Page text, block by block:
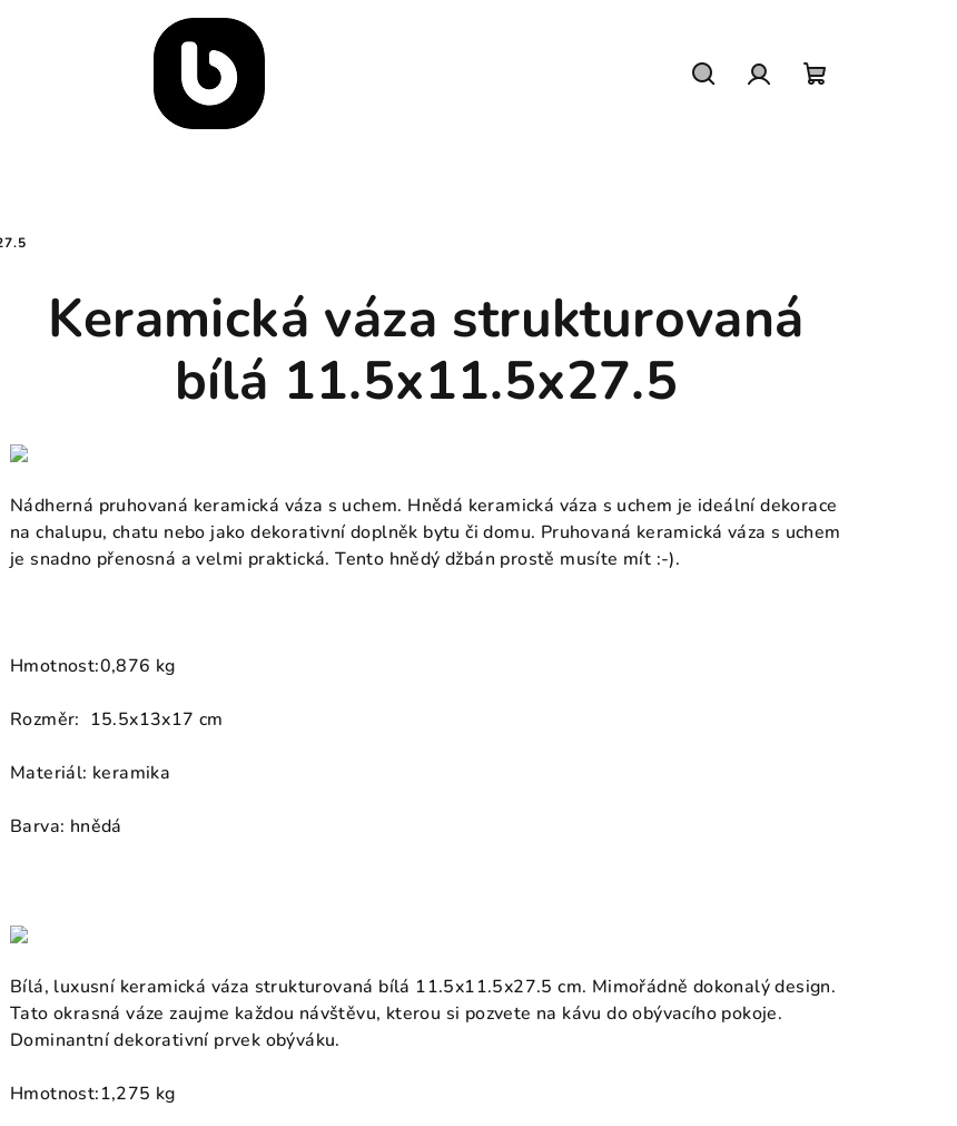
Keramická váza strukturovaná
bílá 11.5x11.5x27.5
Nádherná pruhovaná keramická váza s uchem. Hnědá keramická váza s uchem je ideální dekorace
na chalupu, chatu nebo jako dekorativní doplněk bytu či domu. Pruhovaná keramická váza s uchem
je snadno přenosná a velmi praktická. Tento hnědý džbán prostě musíte mít :-).
Hmotnost:0,876 kg
Rozměr: 15.5x13x17 cm
Materiál: keramika
Barva: hnědá
Bílá, luxusní keramická váza strukturovaná bílá 11.5x11.5x27.5 cm. Mimořádně dokonalý design.
Tato okrasná váze zaujme každou návštěvu, kterou si pozvete na kávu do obývacího pokoje.
Dominantní dekorativní prvek obýváku.
Hmotnost:1,275 kg